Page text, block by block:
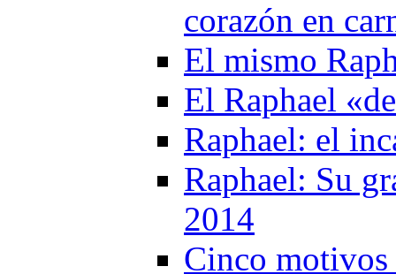
corazón en
El mismo
El Raphael
Raphael: el
Raphael: Su
2014
Cinco motivos